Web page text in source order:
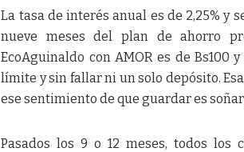
La tasa de interés anual es de 2,25% y
nueve meses del plan de ahorro
EcoAguinaldo con AMOR es de Bs100
límite y sin fallar ni un solo depósito.
ese sentimiento de que guardar es
Pasados los 9 o 12 meses, todos